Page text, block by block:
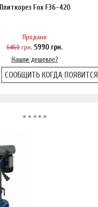
Плиткорез Fox F36-420
Продано
6460 грн. 5990 грн.
Нашли дешевле?
СООБЩИТЬ КОГДА ПОЯВИТСЯ